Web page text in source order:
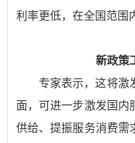
利率更低，在全国范围
新政策
专家表示，这将激
面，可进一步激发国内
供给、提振服务消费需